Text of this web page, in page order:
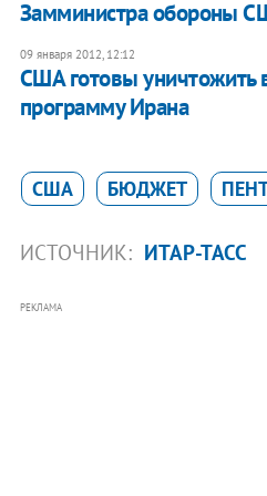
Замминистра обороны
09 января 2012, 12:12
США готовы уничтожить
программу Ирана
США БЮДЖЕТ
ИСТОЧНИК: ИТАР-ТАСС
РЕКЛАМА